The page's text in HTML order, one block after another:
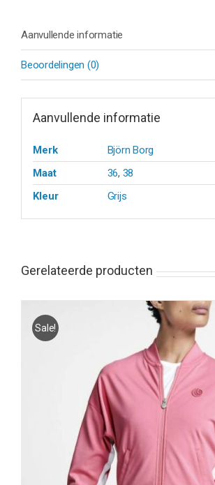
Aanvullende informatie
Beoordelingen (0)
Aanvullende informatie
Merk
Björn Borg
Maat
36, 38
Kleur
Grijs
Gerelateerde producten
Sale!